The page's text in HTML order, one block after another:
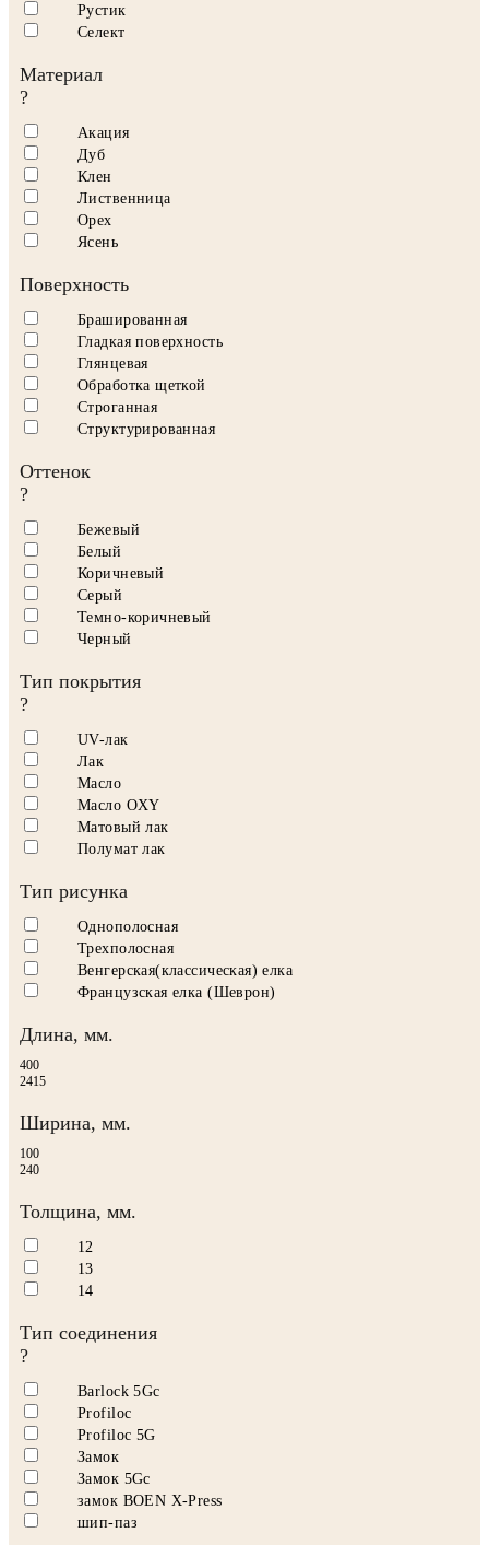
Рустик
Селект
Материал
?
Акация
Дуб
Клен
Лиственница
Орех
Ясень
Поверхность
Брашированная
Гладкая поверхность
Глянцевая
Обработка щеткой
Строганная
Структурированная
Оттенок
?
Бежевый
Белый
Коричневый
Серый
Темно-коричневый
Черный
Тип покрытия
?
UV-лак
Лак
Масло
Масло OXY
Матовый лак
Полумат лак
Тип рисунка
Однополосная
Трехполосная
Венгерская(классическая) елка
Французская елка (Шеврон)
Длина, мм.
400
2415
Ширина, мм.
100
240
Толщина, мм.
12
13
14
Тип соединения
?
Barlock 5Gc
Profiloc
Profiloc 5G
Замок
Замок 5Gc
замок BOEN X-Press
шип-паз